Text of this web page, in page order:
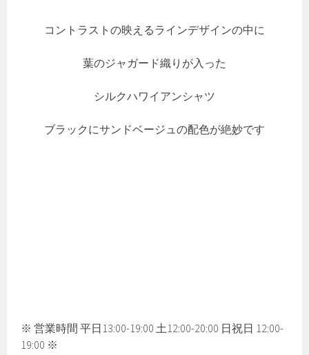
コントラストの映えるラインデザインの中に
葉のジャガード織りが入った
シルクハワイアンシャツ
ブラックにサンドベージュの配色が絶妙です
※ 営業時間 平日13:00-19:00 土12:00-20:00 日祝日 12:00-
19:00 ※